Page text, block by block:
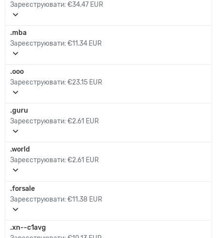
Зареєструювати:€34.47 EUR
expand_more
.mba
Зареєструювати:€11.34 EUR
expand_more
.ooo
Зареєструювати:€23.15 EUR
expand_more
.guru
Зареєструювати:€2.61 EUR
expand_more
.world
Зареєструювати:€2.61 EUR
expand_more
.forsale
Зареєструювати:€11.38 EUR
expand_more
.xn--c1avg